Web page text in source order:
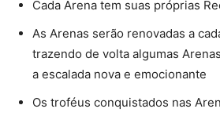
Cada Arena tem suas próprias
As Arenas serão renovadas a
trazendo de volta algumas
a escalada nova e emocionante
Os troféus conquistados nas